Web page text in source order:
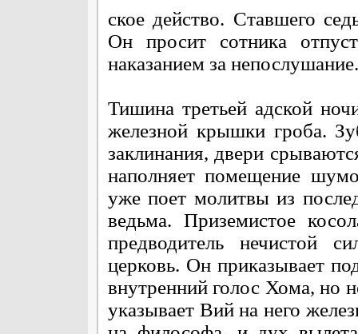
ское действо. Ставшего
Он просит сотника
наказанием за
Тишина третьей адской
железной крышки гроба.
заклинания, двери
наполняет помещение
уже поет молитвы из
ведьма. Приземистое
предводитель нечистой
церковь. Он приказывает
внутренний голос Хома, но
указывает Вий на него